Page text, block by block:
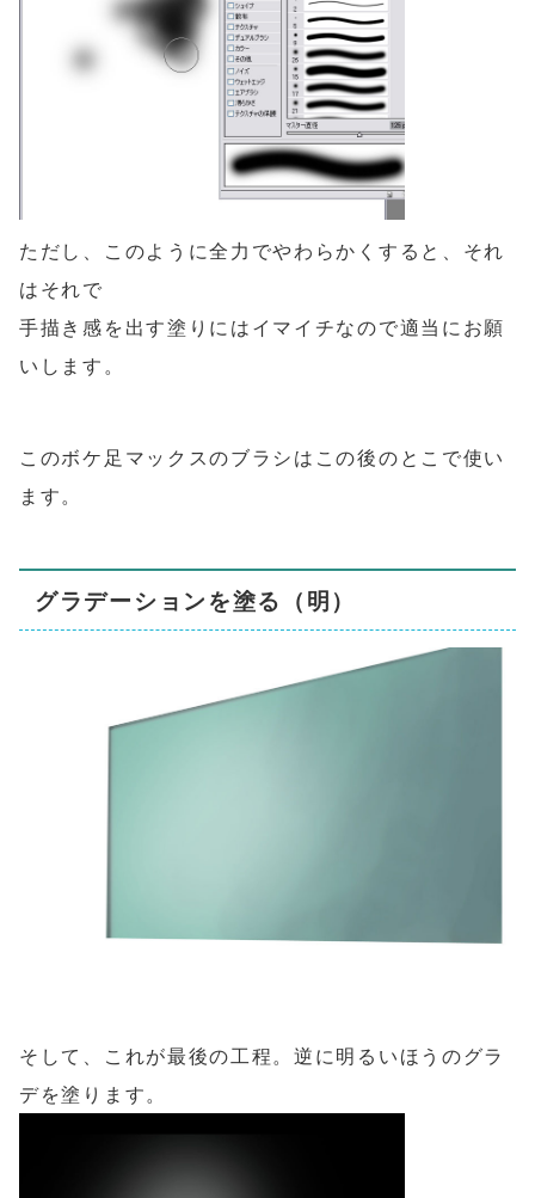
ただし、このように全力でやわらかくすると、それ
はそれで
手描き感を出す塗りにはイマイチなので適当にお願
いします。
このボケ足マックスのブラシはこの後のとこで使い
ます。
グラデーションを塗る（明）
そして、これが最後の工程。逆に明るいほうのグラ
デを塗ります。